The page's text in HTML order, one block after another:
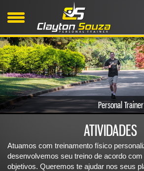
Personal
ATIVIDADES
Atuamos com treinamento físico
desenvolvemos seu treino de acordo
objetivos. Queremos te ajudar nos seus